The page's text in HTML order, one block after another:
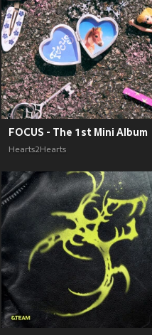
FOCUS - The 1st Mini Album
Hearts2Hearts